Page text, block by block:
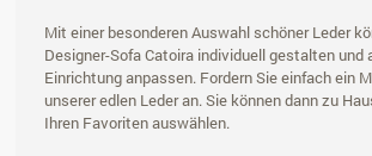
Mit einer besonderen Auswahl schöner Leder
Designer-Sofa Catoira individuell gestalten und
Einrichtung anpassen. Fordern Sie einfach ein
unserer edlen Leder an. Sie können dann zu
Ihren Favoriten auswählen.